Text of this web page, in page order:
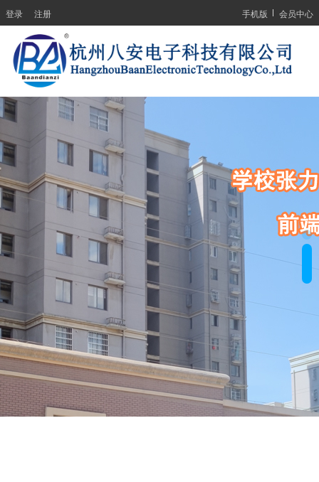
登录 注册 手机版 会员中心